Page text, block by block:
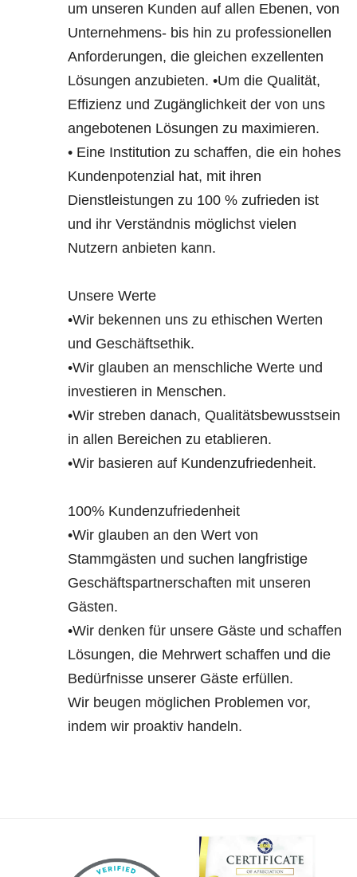
um unseren Kunden auf allen Ebenen, von
Unternehmens- bis hin zu professionellen
Anforderungen, die gleichen exzellenten
Lösungen anzubieten. •Um die Qualität,
Effizienz und Zugänglichkeit der von uns
angebotenen Lösungen zu maximieren.
• Eine Institution zu schaffen, die ein hohes
Kundenpotenzial hat, mit ihren
Dienstleistungen zu 100 % zufrieden ist
und ihr Verständnis möglichst vielen
Nutzern anbieten kann.
Unsere Werte
•Wir bekennen uns zu ethischen Werten
und Geschäftsethik.
•Wir glauben an menschliche Werte und
investieren in Menschen.
•Wir streben danach, Qualitätsbewusstsein
in allen Bereichen zu etablieren.
•Wir basieren auf Kundenzufriedenheit.
100% Kundenzufriedenheit
•Wir glauben an den Wert von
Stammgästen und suchen langfristige
Geschäftspartnerschaften mit unseren
Gästen.
•Wir denken für unsere Gäste und schaffen
Lösungen, die Mehrwert schaffen und die
Bedürfnisse unserer Gäste erfüllen.
Wir beugen möglichen Problemen vor,
indem wir proaktiv handeln.